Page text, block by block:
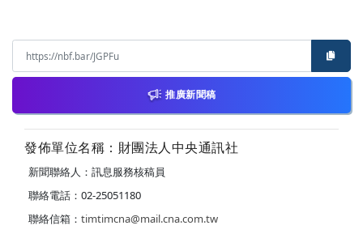
推廣新聞稿
發佈單位名稱：財團法人中央通訊社
新聞聯絡人：訊息服務核稿員
聯絡電話：02-25051180
聯絡信箱： timtimcna@mail.cna.com.tw